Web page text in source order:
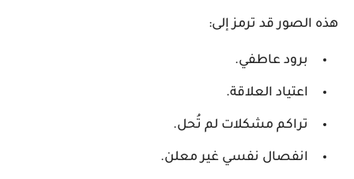
هذه الصور قد ترمز إلى:
برود عاطفي.
اعتياد العلاقة.
تراكم مشكلات لم تُحل.
انفصال نفسي غير معلن.